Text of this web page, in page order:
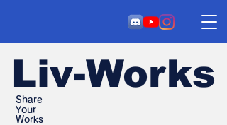
Liv-Works
Share
Your
Works